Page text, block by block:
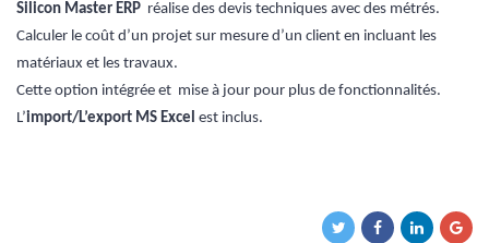
Silicon Master ERP réalise des devis techniques avec des métrés.
Calculer le coût d’un projet sur mesure d’un client en incluant les
matériaux et les travaux.
Cette option intégrée et mise à jour pour plus de fonctionnalités.
L’import/L’export MS Excel est inclus.